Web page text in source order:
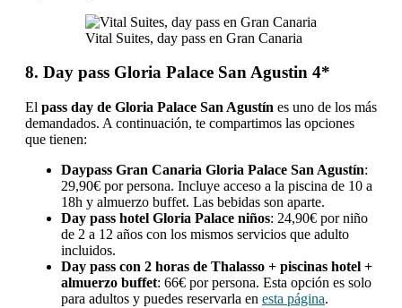
Vital Suites, day pass en Gran Canaria
8. Day pass Gloria Palace San Agustin 4*
El pass day de Gloria Palace San Agustín es uno de los más
demandados. A continuación, te compartimos las opciones
que tienen:
Daypass Gran Canaria Gloria Palace San Agustín:
29,90€ por persona. Incluye acceso a la piscina de 10 a
18h y almuerzo buffet. Las bebidas son aparte.
Day pass hotel Gloria Palace niños: 24,90€ por niño
de 2 a 12 años con los mismos servicios que adulto
incluidos.
Day pass con 2 horas de Thalasso + piscinas hotel +
almuerzo buffet: 66€ por persona. Esta opción es solo
para adultos y puedes reservarla en esta página.